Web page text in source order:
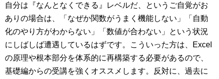
自分は『なんとなくできる』レベルだ、というご自覚がお
ありの場合は、「なぜか関数がうまく機能しない」「自動
化のやり方がわからない」「数値が合わない」という状況
にしばしば遭遇しているはずです。こういった方は、Excel
の原理や根本部分を体系的に再構築する必要があるので、
基礎編からの受講を強くオススメします。反対に、過去に